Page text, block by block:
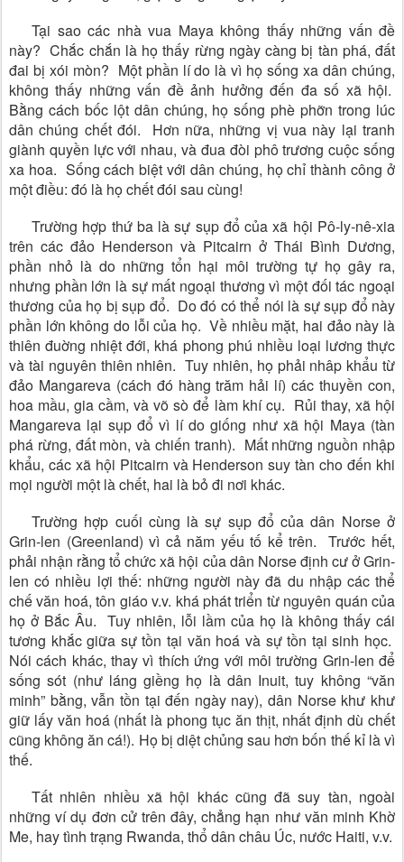
Tại sao các nhà vua Maya không thấy những vấn đề
này? Chắc chắn là họ thấy rừng ngày càng bị tàn phá, đất
đai bị xói mòn? Một phần lí do là vì họ sống xa dân chúng,
không thấy những vấn đề ảnh hưởng đến đa số xã hội.
Bằng cách bốc lột dân chúng, họ sống phè phỡn trong lúc
dân chúng chết đói. Hơn nữa, những vị vua này lại tranh
giành quyền lực với nhau, và đua đòi phô trương cuộc sống
xa hoa. Sống cách biệt với dân chúng, họ chỉ thành công ở
một điều: đó là họ chết đói sau cùng!
Trường hợp thứ ba là sự sụp đổ của xã hội Pô-ly-nê-xia
trên các đảo Henderson và Pitcairn ở Thái Bình Dương,
phần nhỏ là do những tổn hại môi trường tự họ gây ra,
nhưng phần lớn là sự mất ngoại thương vì một đối tác ngoại
thương của họ bị sụp đổ. Do đó có thể nói là sự sụp đổ này
phần lớn không do lỗi của họ. Về nhiều mặt, hai đảo này là
thiên đuờng nhiệt đới, khá phong phú nhiều loại lương thực
và tài nguyên thiên nhiên. Tuy nhiên, họ phải nhâp khẩu từ
đảo Mangareva (cách đó hàng trăm hải lí) các thuyền con,
hoa mầu, gia cầm, và võ sò để làm khí cụ. Rủi thay, xã hội
Mangareva lại sụp đổ vì lí do giống như xã hội Maya (tàn
phá rừng, đất mòn, và chiến tranh). Mất những nguồn nhập
khẩu, các xã hội Pitcairn và Henderson suy tàn cho đến khi
mọi người một là chết, hai là bỏ đi nơi khác.
Trường hợp cuối cùng là sự sụp đổ của dân Norse ở
Grin-len (Greenland) vì cả năm yếu tố kể trên. Trước hết,
phải nhận rằng tổ chức xã hội của dân Norse định cư ở Grin-
len có nhiều lợi thế: những người này đã du nhập các thể
chế văn hoá, tôn giáo v.v. khá phát triển từ nguyên quán của
họ ở Bắc Âu. Tuy nhiên, lỗi lầm của họ là không thấy cái
tương khắc giữa sự tồn tại văn hoá và sự tồn tại sinh học.
Nói cách khác, thay vì thích ứng với môi trường Grin-len để
sống sót (như láng giềng họ là dân Inuit, tuy không “văn
minh” bằng, vẫn tồn tại đến ngày nay), dân Norse khư khư
giữ lấy văn hoá (nhất là phong tục ăn thịt, nhất định dù chết
cũng không ăn cá!). Họ bị diệt chủng sau hơn bốn thế kỉ là vì
thế.
Tất nhiên nhiều xã hội khác cũng đã suy tàn, ngoài
những ví dụ đơn cử trên đây, chẳng hạn như văn minh Khờ
Me, hay tình trạng Rwanda, thổ dân châu Úc, nước Haiti, v.v.